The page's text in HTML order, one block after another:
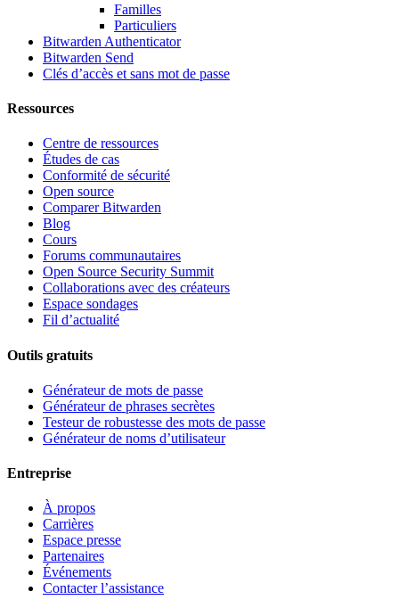
Familles
Particuliers
Bitwarden Authenticator
Bitwarden Send
Clés d’accès et sans mot de passe
Ressources
Centre de ressources
Études de cas
Conformité de sécurité
Open source
Comparer Bitwarden
Blog
Cours
Forums communautaires
Open Source Security Summit
Collaborations avec des créateurs
Espace sondages
Fil d’actualité
Outils gratuits
Générateur de mots de passe
Générateur de phrases secrètes
Testeur de robustesse des mots de passe
Générateur de noms d’utilisateur
Entreprise
À propos
Carrières
Espace presse
Partenaires
Événements
Contacter l’assistance